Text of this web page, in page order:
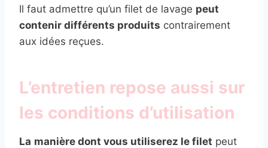
Il faut admettre qu’un filet de lavage peut
contenir différents produits contrairement
aux idées reçues.
L’entretien repose aussi sur
les conditions d’utilisation
La manière dont vous utiliserez le filet peut